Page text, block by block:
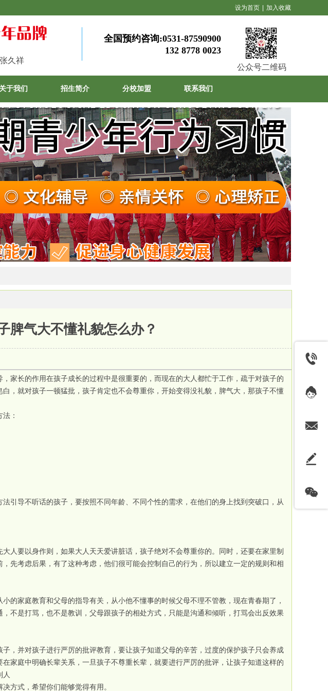
张久祥
全国预约咨询:0531-87590900
132 8778 0023
公众号二维码
设为首页 加入收藏
关于我们 招生简介 分校加盟 联系我们
脾气大不懂礼貌怎么办？
家长的作用在孩子成长的过程中是很重要的，而现在的大人都忙于工作，疏于对孩子的
，就对孩子一顿猛批，孩子肯定也不会尊重你，开始变得没礼貌，脾气大，那孩子不懂
：
法引导不听话的孩子，要按照不同年龄、不同个性的需求，在他们的身上找到突破口，从
人要以身作则，如果大人天天爱讲脏话，孩子绝对不会尊重你的。同时，还要在家里制
先考虑后果，有了这种考虑，他们很可能会控制自己的行为，所以建立一定的规则和相
的家庭教育和父母的指导有关，从小他不懂事的时候父母不理不管教，现在青春期了，
不是打骂，也不是教训，父母跟孩子的相处方式，只能是沟通和倾听，打骂会出反效果
，并对孩子进行严厉的批评教育，要让孩子知道父母的辛苦，过度的保护孩子只会养成
家庭中明确长辈关系，一旦孩子不尊重长辈，就要进行严厉的批评，让孩子知道这样的
人
方式，希望你们能够觉得有用。